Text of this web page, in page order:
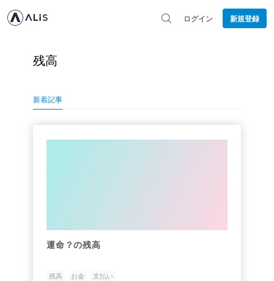
ログイン 新規登録
残高
新着記事
運命？の残高
残高 お金 支払い